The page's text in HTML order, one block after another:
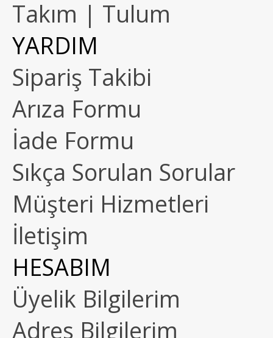
Takım | Tulum
YARDIM
Sipariş Takibi
Arıza Formu
İade Formu
Sıkça Sorulan Sorular
Müşteri Hizmetleri
İletişim
HESABIM
Üyelik Bilgilerim
Adres Bilgilerim